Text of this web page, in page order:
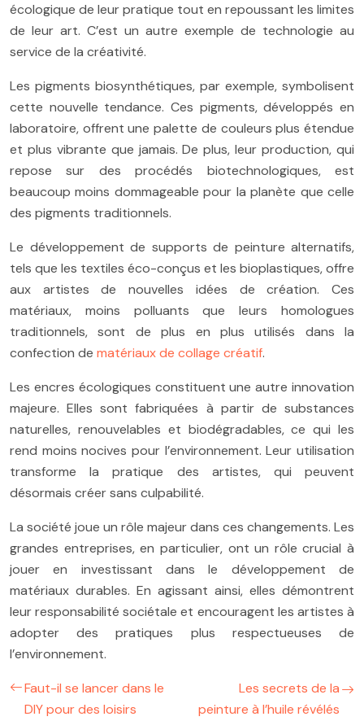
écologique de leur pratique tout en repoussant les limites
de leur art. C’est un autre exemple de technologie au
service de la créativité.
Les pigments biosynthétiques, par exemple, symbolisent
cette nouvelle tendance. Ces pigments, développés en
laboratoire, offrent une palette de couleurs plus étendue
et plus vibrante que jamais. De plus, leur production, qui
repose sur des procédés biotechnologiques, est
beaucoup moins dommageable pour la planète que celle
des pigments traditionnels.
Le développement de supports de peinture alternatifs,
tels que les textiles éco-conçus et les bioplastiques, offre
aux artistes de nouvelles idées de création. Ces
matériaux, moins polluants que leurs homologues
traditionnels, sont de plus en plus utilisés dans la
confection de matériaux de collage créatif.
Les encres écologiques constituent une autre innovation
majeure. Elles sont fabriquées à partir de substances
naturelles, renouvelables et biodégradables, ce qui les
rend moins nocives pour l’environnement. Leur utilisation
transforme la pratique des artistes, qui peuvent
désormais créer sans culpabilité.
La société joue un rôle majeur dans ces changements. Les
grandes entreprises, en particulier, ont un rôle crucial à
jouer en investissant dans le développement de
matériaux durables. En agissant ainsi, elles démontrent
leur responsabilité sociétale et encouragent les artistes à
adopter des pratiques plus respectueuses de
l’environnement.
Faut-il se lancer dans le
DIY pour des loisirs
Les secrets de la
peinture à l’huile révélés